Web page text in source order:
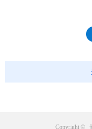
Copyright ©